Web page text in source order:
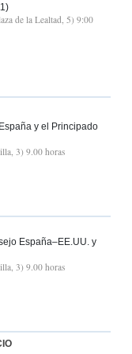
de la Lealtad, 5) 9:00
y el Principado
3) 9.00 horas
España–EE.UU. y
3) 9.00 horas